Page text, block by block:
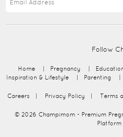
Follow
Home | Pregnancy |
Inspiration & Lifestyle
| Parenting |
Careers | Privacy Policy | Terms
© 2026 Champimom - Premium
Platform